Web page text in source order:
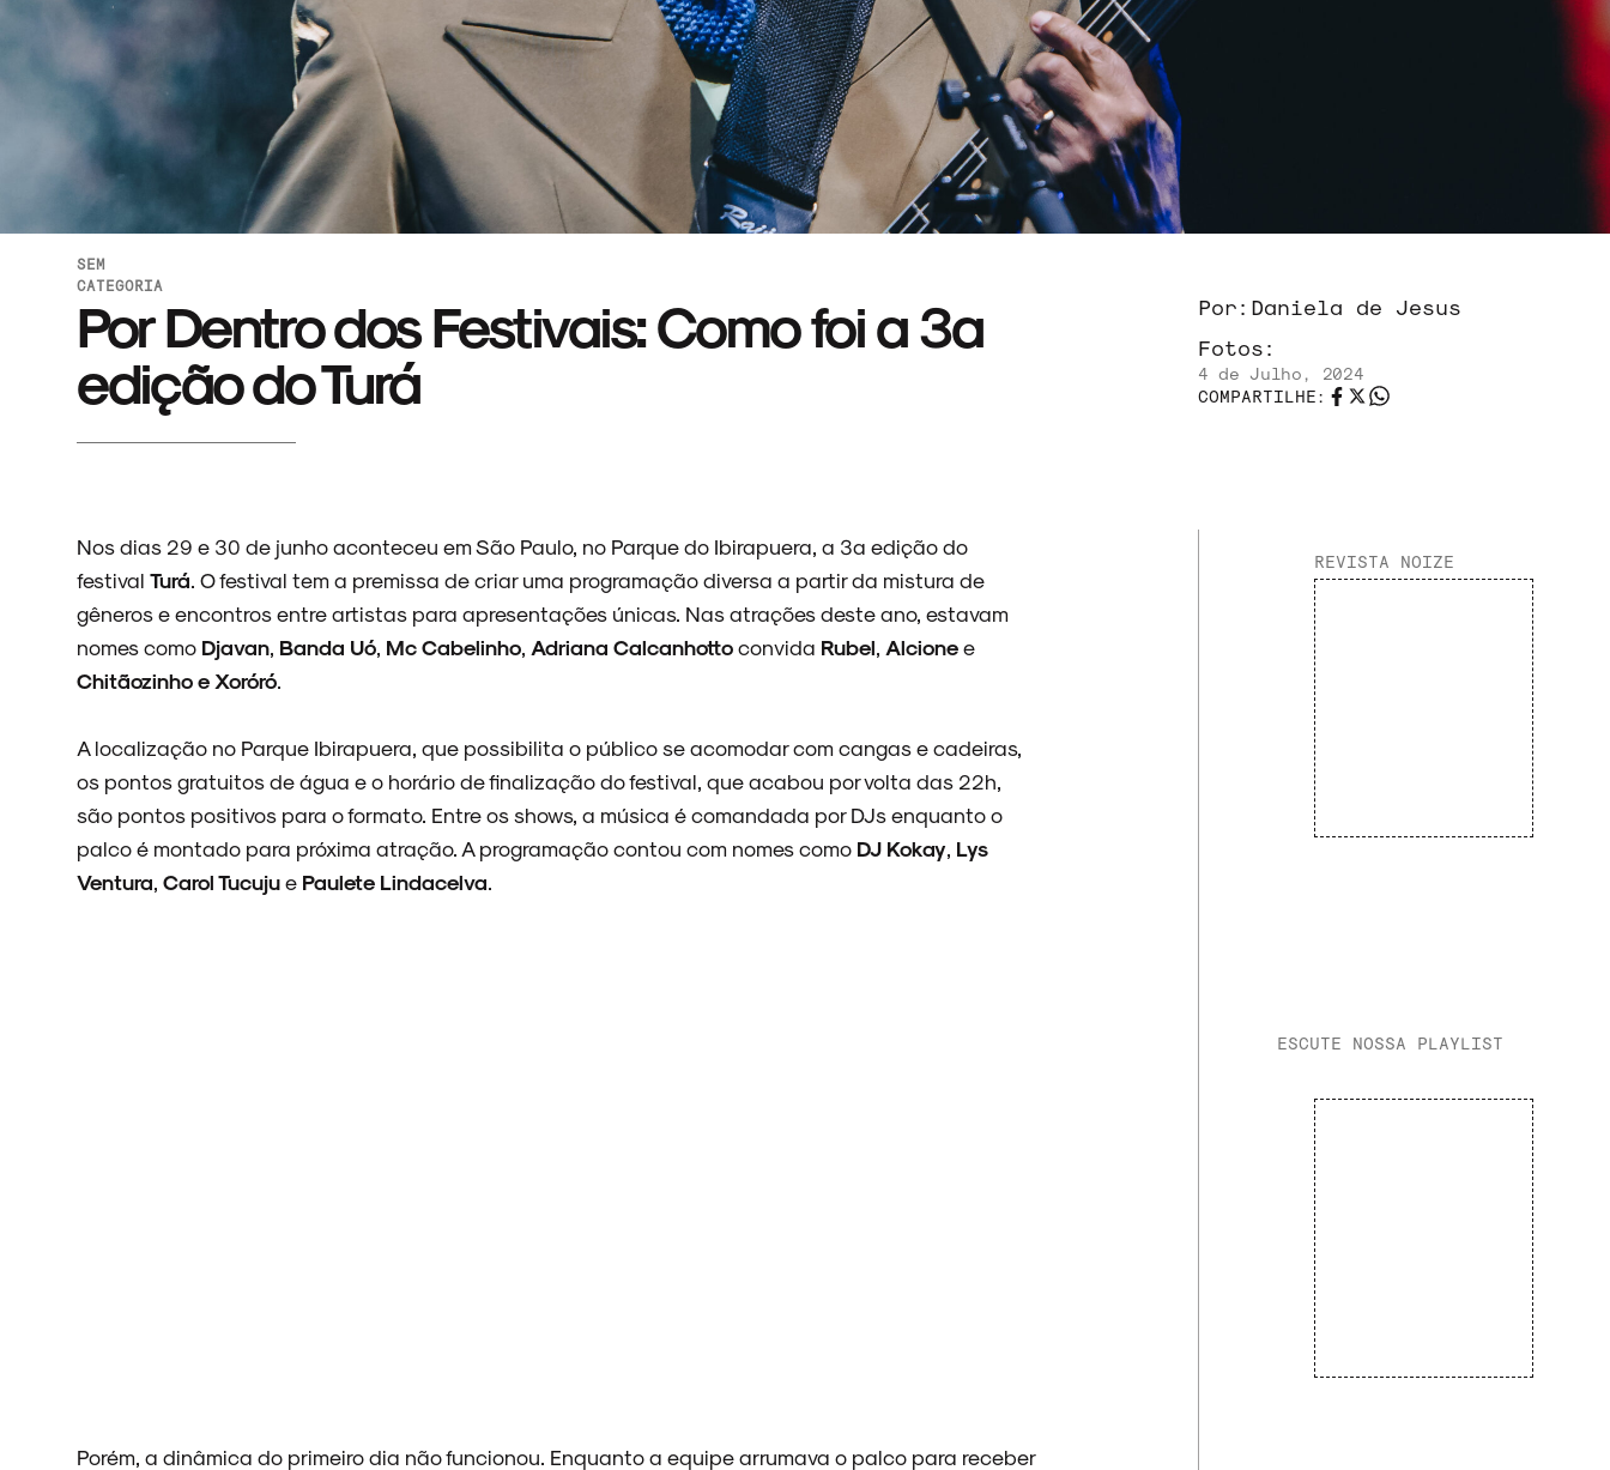
SEM
CATEGORIA
Por Dentro dos Festivais: Como foi a 3ª
edição do Turá
Por: Daniela de Jesus
Fotos:
4 de Julho, 2024
COMPARTILHE:
Nos dias 29 e 30 de junho aconteceu em São Paulo, no Parque do Ibirapuera, a 3ª edição do
festival Turá . O festival tem a premissa de criar uma programação diversa a partir da mistura de
gêneros e encontros entre artistas para apresentações únicas. Nas atrações deste ano, estavam
nomes como Djavan Banda Uó Mc Cabelinho Adriana Calcanhottoconvida Rubel Alcionee
Chitãozinho e Xoróró
A localização no Parque Ibirapuera, que possibilita o público se acomodar com cangas e cadeiras,
os pontos gratuitos de água e o horário de finalização do festival, que acabou por volta das 22h,
são pontos positivos para o formato. Entre os shows, a música é comandada por DJs enquanto o
palco é montado para próxima atração. A programação contou com nomes como DJ Kokay Lys
Ventura Carol Tucujue Paulete Lindacelva
Porém, a dinâmica do primeiro dia não funcionou. Enquanto a equipe arrumava o palco para receber
REVISTA NOIZE
ESCUTE NOSSA PLAYLIST